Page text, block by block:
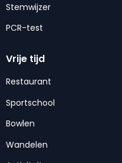
Stemwijzer
PCR-test
Vrije tijd
Restaurant
Sportschool
Bowlen
Wandelen